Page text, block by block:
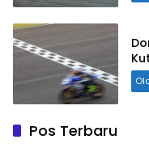
Pos Terbaru